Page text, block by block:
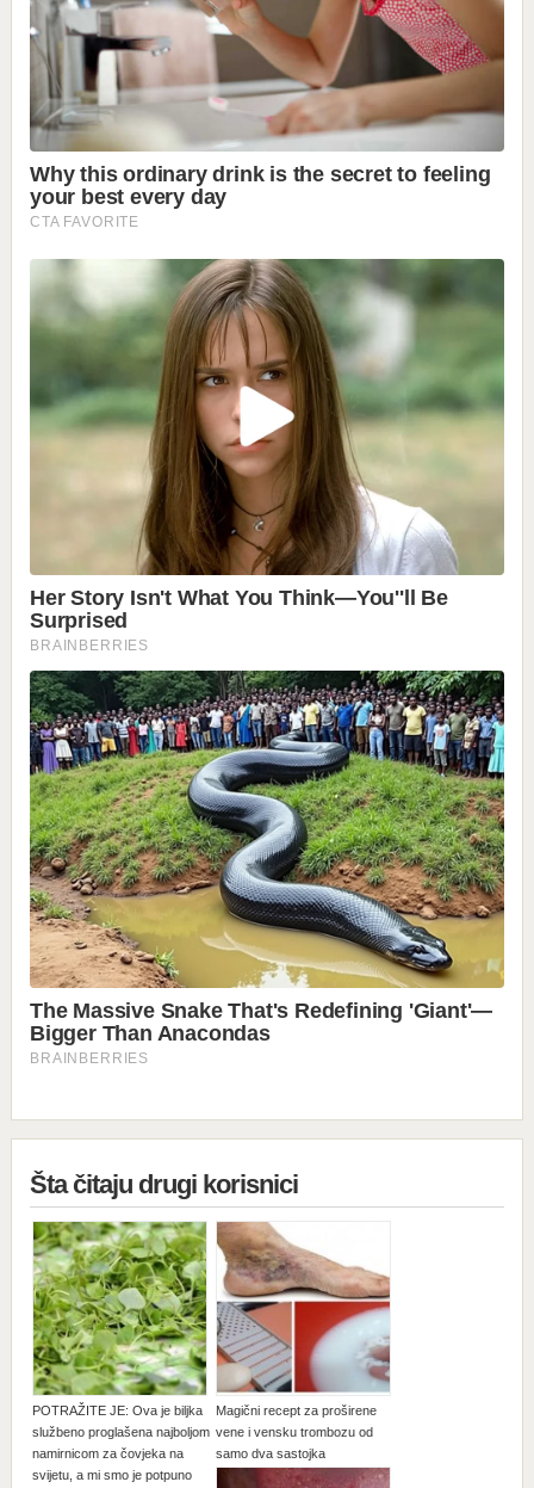
Šta čitaju drugi korisnici
POTRAŽITE JE: Ova je biljka
službeno proglašena najboljom
namirnicom za čovjeka na
svijetu, a mi smo je potpuno
Magični recept za proširene
vene i vensku trombozu od
samo dva sastojka